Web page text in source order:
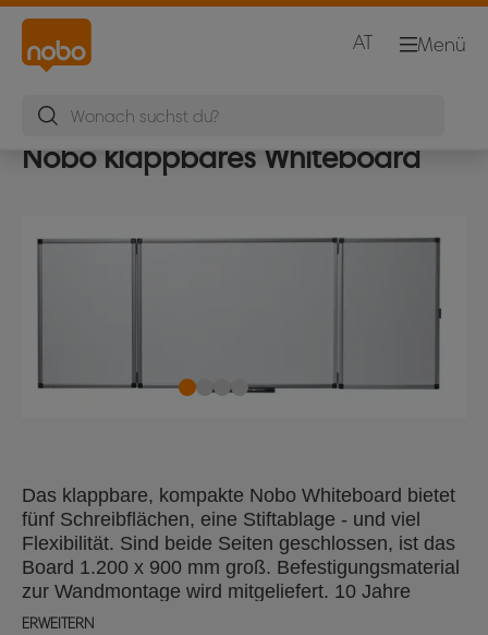
Menü
AT
Nobo klappbares Whiteboard
Das klappbare, kompakte Nobo Whiteboard bietet
fünf Schreibflächen, eine Stiftablage - und viel
Flexibilität. Sind beide Seiten geschlossen, ist das
Board 1.200 x 900 mm groß. Befestigungsmaterial
zur Wandmontage wird mitgeliefert. 10 Jahre
Garantie auf die Oberfläche.
ERWEITERN